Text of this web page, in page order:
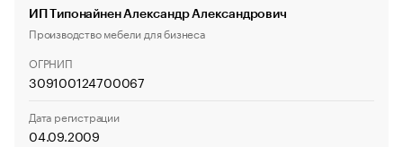
ИП Типонайнен Александр Александрович
Производство мебели для бизнеса
ОГРНИП
309100124700067
Дата регистрации
04.09.2009